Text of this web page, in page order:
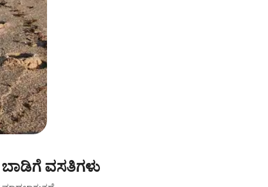
ವಸತಿಗಳು